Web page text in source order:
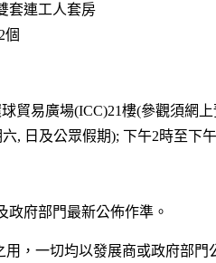
套連工人套房
個
貿易廣場(ICC)21樓(參觀須網
, 日及公眾假期); 下午2時至下
政府部門最新公佈作準。
，一切均以發展商或政府部